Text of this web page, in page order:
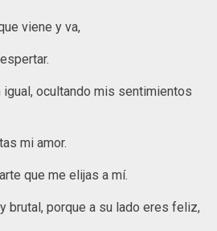
viene y va,
ocultando mis sentimientos
mi amor.
que me elijas a mí.
brutal, porque a su lado eres feliz,